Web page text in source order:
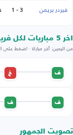
فيردر بريمن
3 - 1
اخر 5 مباريات لكل فريق
من اليمين: آخر مباراة · اضغط
ف خ
ف ف
تصويت الجمهور